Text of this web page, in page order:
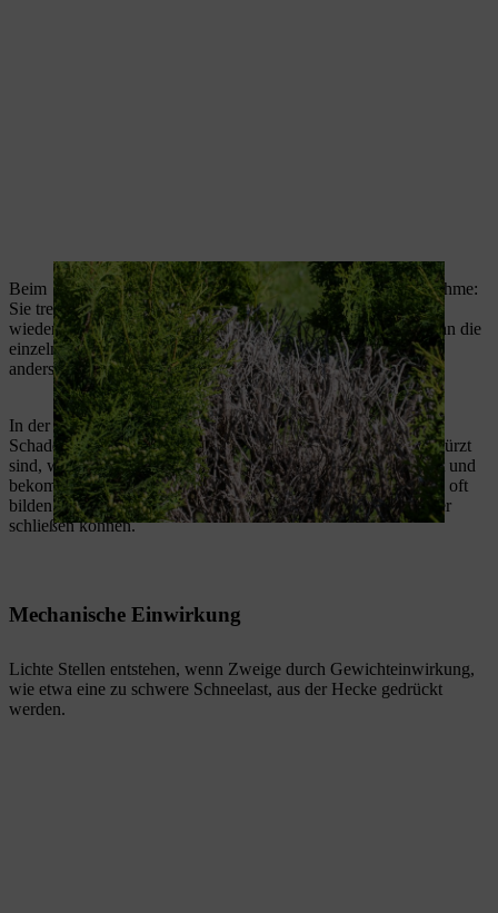
Beim Schneiden der Eibeist in diesem Fall die einzige Ausnahme:
Sie treibt selbst nach starkem Schnitt und auch aus altem Holz
wieder aus. Löcher bilden sich auch bei einer Laubhecke, wenn die
einzelnen Pflanzen punktuell zurückgeschnitten werden. Aber
anders als bei Koniferen wachsen diese Löcher wieder zu.
In der prallen Sonne geschnittene Pflanzen nehmen ebenfalls
Schaden. Sobald die längeren, schattenspendenden Triebe gekürzt
sind, werden die innenliegenden Zweige der Sonne ausgesetzt und
bekommen einen Sonnenbrand. Die Blätter werden braun und oft
bilden sich Lücken, die sich allerdings nach einiger Zeit wieder
schließen können.
Mechanische Einwirkung
Lichte Stellen entstehen, wenn Zweige durch Gewichteinwirkung,
wie etwa eine zu schwere Schneelast, aus der Hecke gedrückt
werden.